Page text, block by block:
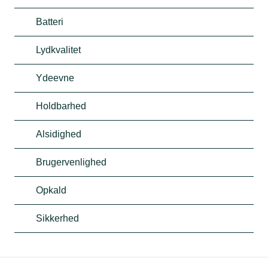
Batteri
Lydkvalitet
Ydeevne
Holdbarhed
Alsidighed
Brugervenlighed
Opkald
Sikkerhed